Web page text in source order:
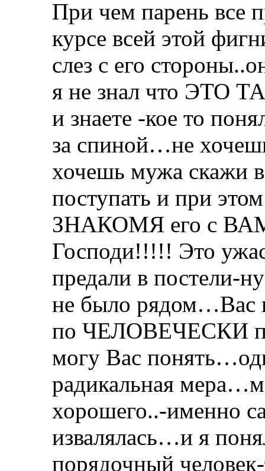
При чем парень все
курсе всей этой
слез с его
я не знал что ЭТО
и знаете -кое то
за спиной…не
хочешь мужа скажи
поступать и при
ЗНАКОМЯ его с
Господи!!!!! Это
предали в постели-
не было рядом…Вас
по ЧЕЛОВЕЧЕСКИ
могу Вас
радикальная
хорошего..-именно
извалялась…и я
порядочный